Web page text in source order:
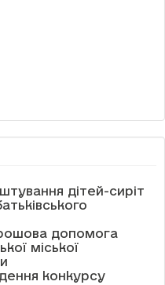
дітей-сиріт
допомога
міської
конкурсу